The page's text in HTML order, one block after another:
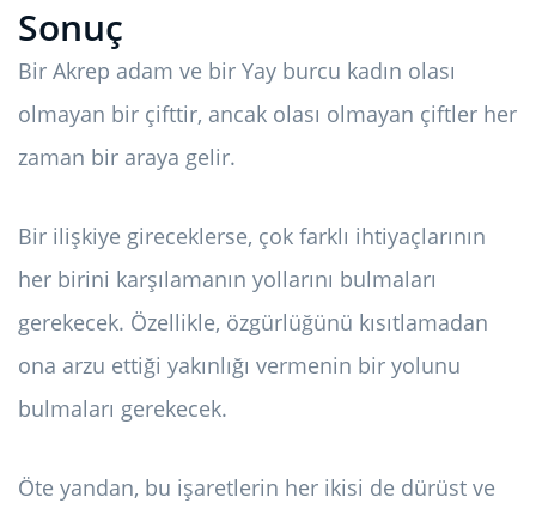
Sonuç
Bir Akrep adam ve bir Yay burcu kadın olası
olmayan bir çifttir, ancak olası olmayan çiftler her
zaman bir araya gelir.
Bir ilişkiye gireceklerse, çok farklı ihtiyaçlarının
her birini karşılamanın yollarını bulmaları
gerekecek. Özellikle, özgürlüğünü kısıtlamadan
ona arzu ettiği yakınlığı vermenin bir yolunu
bulmaları gerekecek.
Öte yandan, bu işaretlerin her ikisi de dürüst ve